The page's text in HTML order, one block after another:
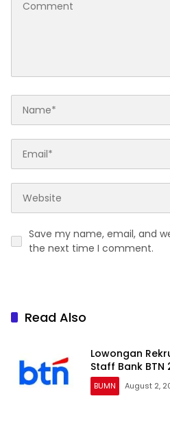
Save my name, email, and
the next time I comment.
Read Also
Lowongan
Staff Bank BTN
BUMN August 2,